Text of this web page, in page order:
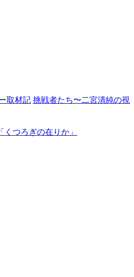
取材記 挑戦者たち〜二宮清純の視
くつろぎの在りか」